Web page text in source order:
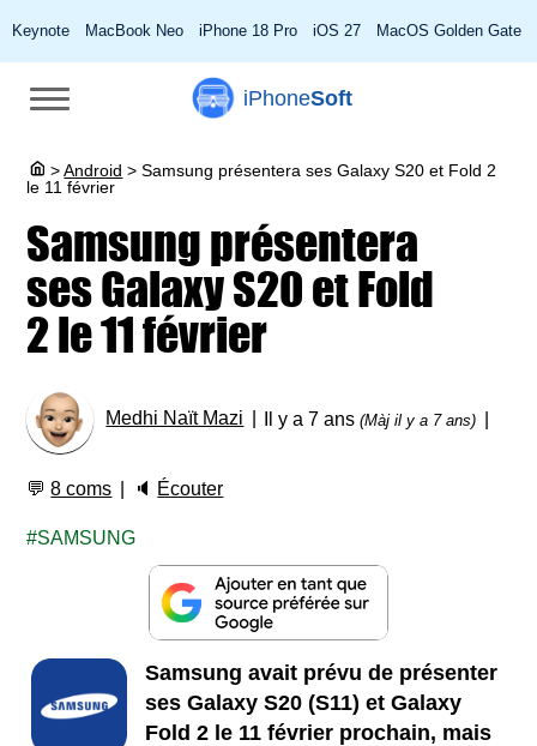
Keynote MacBook Neo iPhone 18 Pro iOS 27 MacOS Golden Gate
iPhoneSoft
> Android > Samsung présentera ses Galaxy S20 et Fold 2
le 11 février
Samsung présentera
ses Galaxy S20 et Fold
2 le 11 février
Medhi Naït Mazi Il y a 7 ans(Màj il y a 7 ans)
💬8 coms 🔈 Écouter
SAMSUNG
Samsung avait prévu de présenter
ses Galaxy S20 (S11) et Galaxy
Fold 2 le 11 février prochain, mais